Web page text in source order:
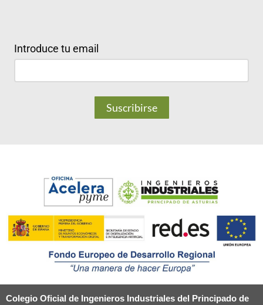
Introduce tu email
Colegio Oficial de Ingenieros Industriales del Principado de